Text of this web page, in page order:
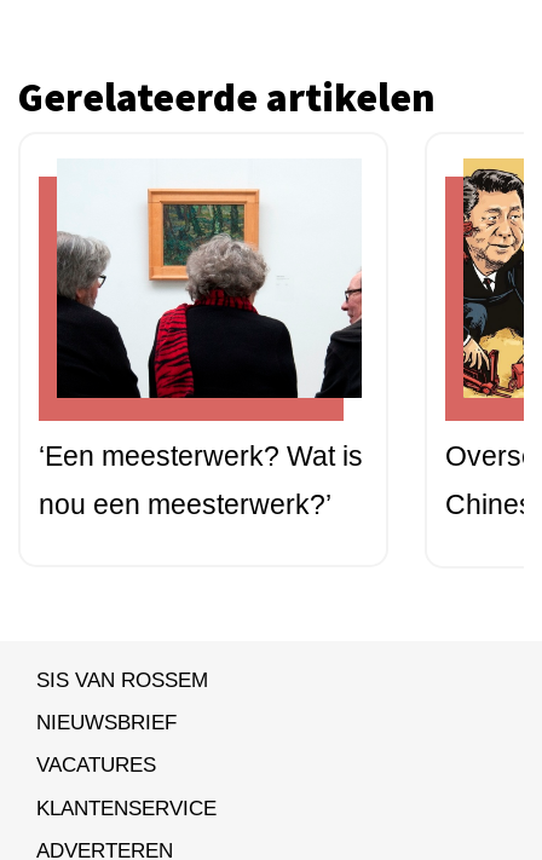
Gerelateerde artikelen
‘Een meesterwerk? Wat is
nou een meesterwerk?’
SIS VAN ROSSEM
NIEUWSBRIEF
VACATURES
KLANTENSERVICE
ADVERTEREN